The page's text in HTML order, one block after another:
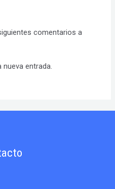
comentarios a
nueva entrada.